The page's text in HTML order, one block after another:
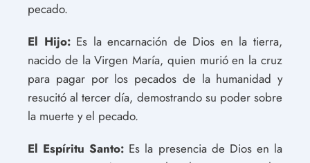
pecado.
El Hijo:Es la encarnación de Dios en la tierra,
nacido de la Virgen María, quien murió en la cruz
para pagar por los pecados de la humanidad y
resucitó al tercer día, demostrando su poder sobre
la muerte y el pecado.
El Espíritu Santo: Es la presencia de Dios en la